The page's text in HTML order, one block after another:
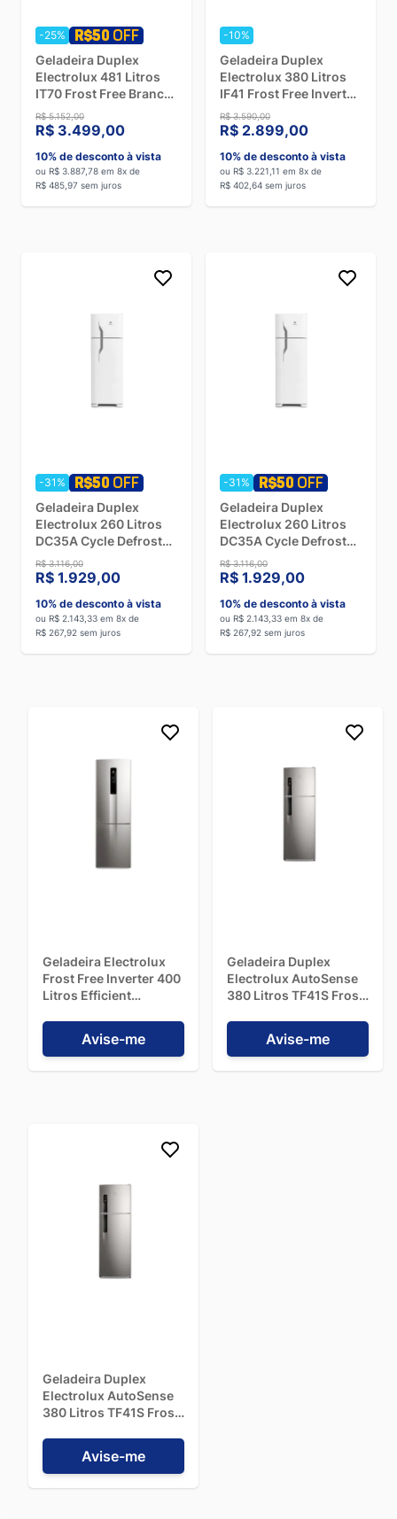
-25%
Geladeira Duplex
Electrolux 481 Litros
IT70 Frost Free Branco
- Bivolt
R$ 5.152,00
R$ 3.499,00
10% de desconto à vista
ou R$ 3.887,78 em 8x de
R$ 485,97 sem juros
-10%
Geladeira Duplex
Electrolux 380 Litros
IF41 Frost Free Inverter
Branca - 127V
R$ 3.590,00
R$ 2.899,00
10% de desconto à vista
ou R$ 3.221,11 em 8x de
R$ 402,64 sem juros
-31%
Geladeira Duplex
Electrolux 260 Litros
DC35A Cycle Defrost
Branco - 220V
R$ 3.116,00
R$ 1.929,00
10% de desconto à vista
ou R$ 2.143,33 em 8x de
R$ 267,92 sem juros
-31%
Geladeira Duplex
Electrolux 260 Litros
DC35A Cycle Defrost
Branco - 110V
R$ 3.116,00
R$ 1.929,00
10% de desconto à vista
ou R$ 2.143,33 em 8x de
R$ 267,92 sem juros
Geladeira Electrolux
Frost Free Inverter 400
Litros Efficient
Inox - Bivolt
Avise-me
Geladeira Duplex
Electrolux AutoSense
380 Litros TF41S Frost
Avise-me
Geladeira Duplex
Electrolux AutoSense
380 Litros TF41S Frost
Avise-me